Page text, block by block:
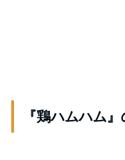
『鶏ハムハム